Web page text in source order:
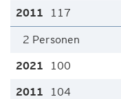
117
2 Personen
100
104